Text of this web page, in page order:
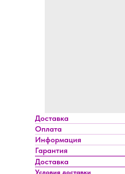
Доставка
Оплата
Информация
Гарантия
Доставка
Условия доставки